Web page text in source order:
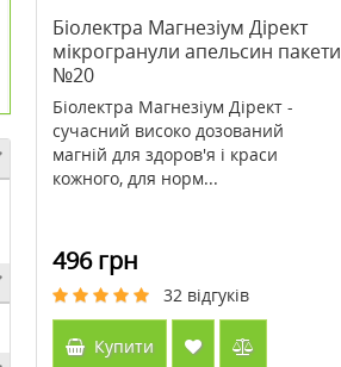
Купити
Біолектра Магнезіум Дірект
мікрогранули апельсин пакети
№20
Біолектра Магнезіум Дірект -
сучасний високо дозований
магній для здоров'я і краси
кожного, для норм...
496 грн
32 відгуків
Купити